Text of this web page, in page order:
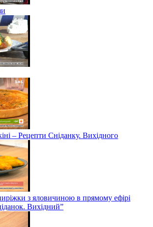
– Рецепти Сніданку. Вихідного
з яловичиною в прямому ефірі
Вихідний”